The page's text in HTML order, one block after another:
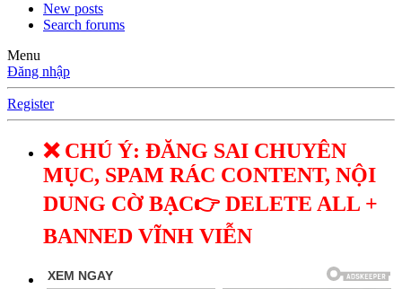
New posts
Search forums
Menu
Đăng nhập
Register
❌ CHÚ Ý: ĐĂNG SAI CHUYÊN
MỤC, SPAM RÁC CONTENT, NỘI
DUNG CỜ BẠC👉 DELETE ALL +
BANNED VĨNH VIỄN